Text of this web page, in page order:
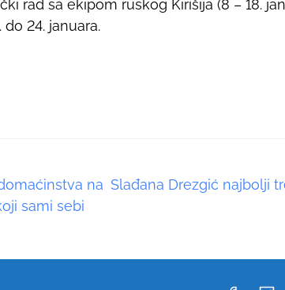
rad sa ekipom ruskog Kirišija (8 – 18.
24. januara.
na
sami sebi
Slađana Drezgić najbolji